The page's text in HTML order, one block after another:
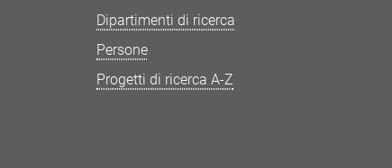
Dipartimenti di ricerca
Persone
Progetti di ricerca A-Z